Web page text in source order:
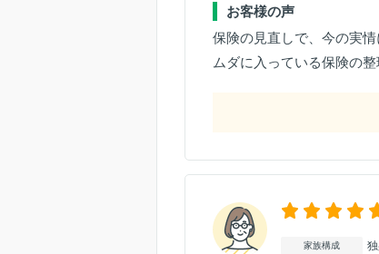
お客様の声
保険の見直しで、今の実
ムダに入っている保険の
家族構成